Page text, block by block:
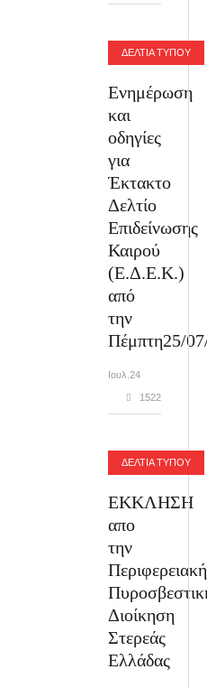
ΔΕΛΤΙΑ ΤΥΠΟΥ
Ενημέρωση
και
οδηγίες
για
Έκτακτο
Δελτίο
Επιδείνωσης
Καιρού
(Ε.Δ.Ε.Κ.)
από
την
Πέμπτη25/
Ιουλ.24
1522
ΔΕΛΤΙΑ ΤΥΠΟΥ
ΕΚΚΛΗΣΗ
απο
την
Περιφερειακή
Διοίκηση
Στερεάς
Ελλάδας